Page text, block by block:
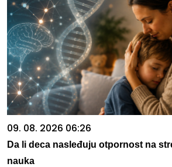
09. 08. 2026 06:26
Da li deca nasleđuju otpornost na
nauka